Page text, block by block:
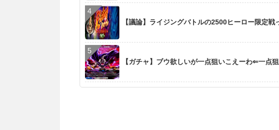
【議論】ライジングバトルの2500ヒーロー限定
【ガチャ】ブウ欲しいが一点狙いこえーわ⇐一点